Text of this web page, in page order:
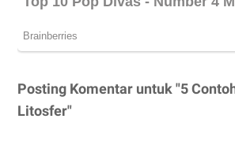
Posting Komentar untuk "5
Litosfer"